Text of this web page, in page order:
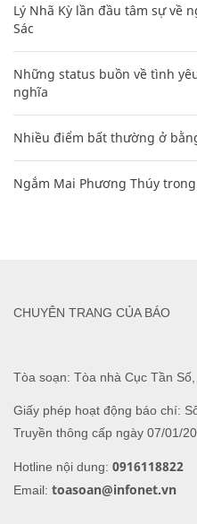
Lý Nhã Kỳ lần đầu tâm sự về
Sác
Những status buồn về tình
nghĩa
Nhiều điểm bất thường ở
Ngắm Mai Phương Thúy
Tòa soạn: Tòa nhà Cục Tần
Giấy phép hoạt động báo chí:
Truyền thông cấp ngày 07/01/
Hotline nội dung: 0916118822
Email: toasoan@infonet.vn
CHUYÊN TRANG CỦA BÁO